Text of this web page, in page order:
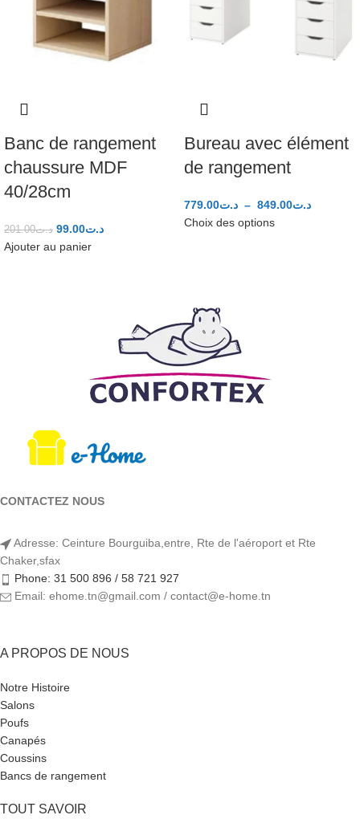
Banc de rangement
chaussure MDF
40/28cm
د.ت201.00 د.ت99.00
Ajouter au panier
Bureau avec élément
de rangement
د.ت779.00 – د.ت849.00
Choix des options
CONTACTEZ NOUS
Adresse: Ceinture Bourguiba,entre, Rte de l'aéroport et Rte
Chaker,sfax
Phone: 31 500 896 / 58 721 927
Email: ehome.tn@gmail.com / contact@e-home.tn
A PROPOS DE NOUS
Notre Histoire
Salons
Poufs
Canapés
Coussins
Bancs de rangement
TOUT SAVOIR